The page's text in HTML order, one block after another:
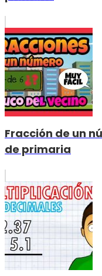
Fracción de un
de primaria